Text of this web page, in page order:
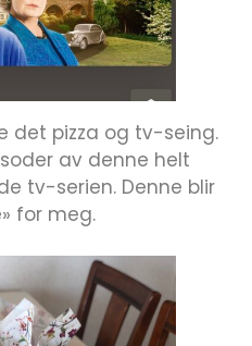
det pizza og tv-seing.
av denne helt
tv-serien. Denne blir
for meg.